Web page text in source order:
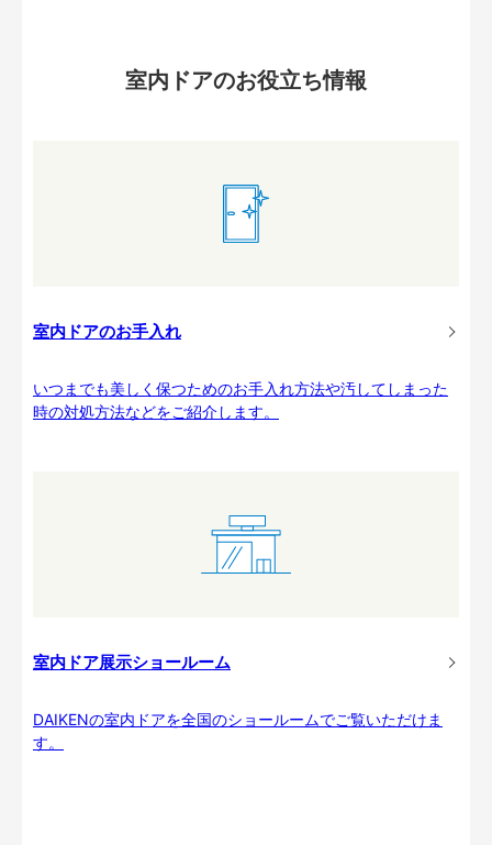
室内ドアのお役立ち情報
室内ドアのお手入れ
いつまでも美しく保つためのお手入れ方法や汚してしまった
時の対処方法などをご紹介します。
室内ドア展示ショールーム
DAIKENの室内ドアを全国のショールームでご覧いただけま
す。